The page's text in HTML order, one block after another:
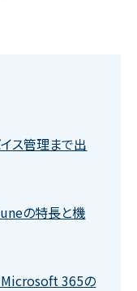
ス管理まで出
の特長と機
Microsoft 365の